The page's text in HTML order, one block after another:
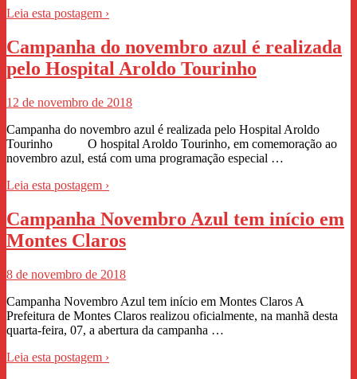
Leia esta postagem ›
Campanha do novembro azul é realizada
pelo Hospital Aroldo Tourinho
12 de novembro de 2018
Campanha do novembro azul é realizada pelo Hospital Aroldo
Tourinho O hospital Aroldo Tourinho, em comemoração ao
novembro azul, está com uma programação especial …
Leia esta postagem ›
Campanha Novembro Azul tem início em
Montes Claros
8 de novembro de 2018
Campanha Novembro Azul tem início em Montes Claros A
Prefeitura de Montes Claros realizou oficialmente, na manhã desta
quarta-feira, 07, a abertura da campanha …
Leia esta postagem ›